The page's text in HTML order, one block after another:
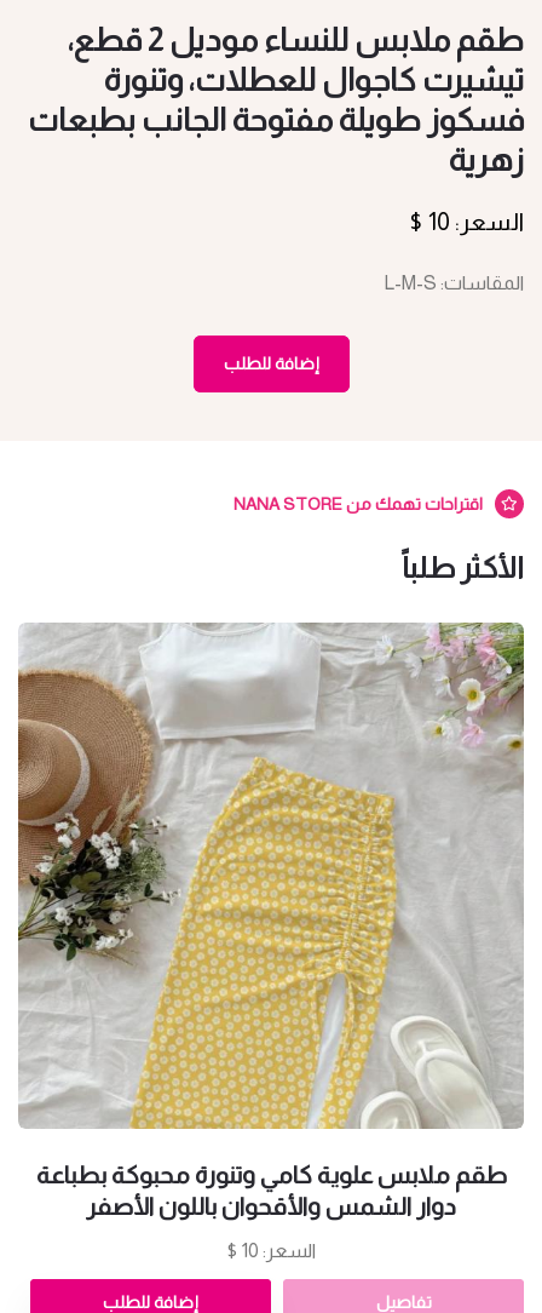
طقم ملابس للنساء موديل 2 قطع،
تيشيرت كاجوال للعطلات، وتنورة
فسكوز طويلة مفتوحة الجانب بطبعات
زهرية
السعر: 10 $
المقاسات: L-M-S
إضافة للطلب
اقتراحات تهمك من NANA STORE
الأكثر طلباً
طقم ملابس علوية كامي وتنورة محبوكة بطباعة
دوار الشمس والأقحوان باللون الأصفر
السعر: 10 $
تفاصيل إضافة للطلب